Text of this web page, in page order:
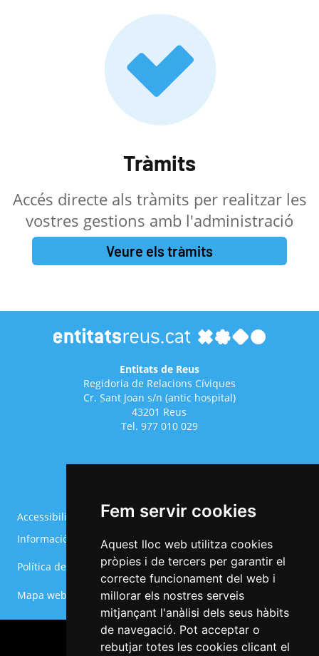
Fem servir cookies
Aquest lloc web utilitza cookies
pròpies i de tercers per garantir el
correcte funcionament del web i
millorar els nostres serveis
mitjançant l'anàlisi dels seus hàbits
de navegació. Pot acceptar o
rebutjar totes les cookies clicant el
Tràmits
Accés directe als tràmits per realitzar les
vostres gestions amb l'administració
Veure els tràmits
Entitats de Reus
Regidoria de Relacions Cíviques
Cr. Sant Joan s/n (antic hospital)
43201 Reus
Tel. 977 010 029
del
Accessibilitat
Avís legal
Informació Bàsica RGPD
Política de cookies
Política de privacitat
Configurar cookies
Mapa web